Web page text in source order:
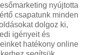
nyújtotta
csapatunk minden
dolgoz ki,
igényeit és
hatékony online